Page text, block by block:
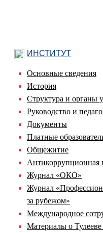
ИНСТИТУТ
Основные сведения
История
Структура и органы
Руководство и
Документы
Платные
Общежитие
Антикоррупционная
Журнал «ОКО»
Журнал
за рубежом»
Международное
Материалы о